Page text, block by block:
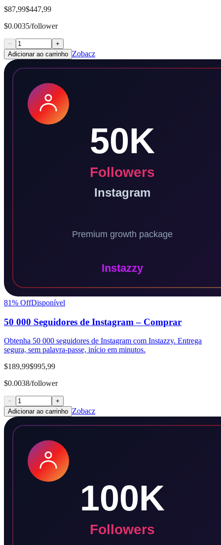
$87,99$447,99
$0.0035/follower
−
+
Adicionar ao carrinho Zobacz
81% OffDisponível
50 000 Seguidores de Instagram – Comprar
Obtenha 50 000 seguidores de Instagram com Instazzy. Entrega
segura, sem palavra-passe, início em minutos.
$189,99$995,99
$0.0038/follower
−
+
Adicionar ao carrinho Zobacz